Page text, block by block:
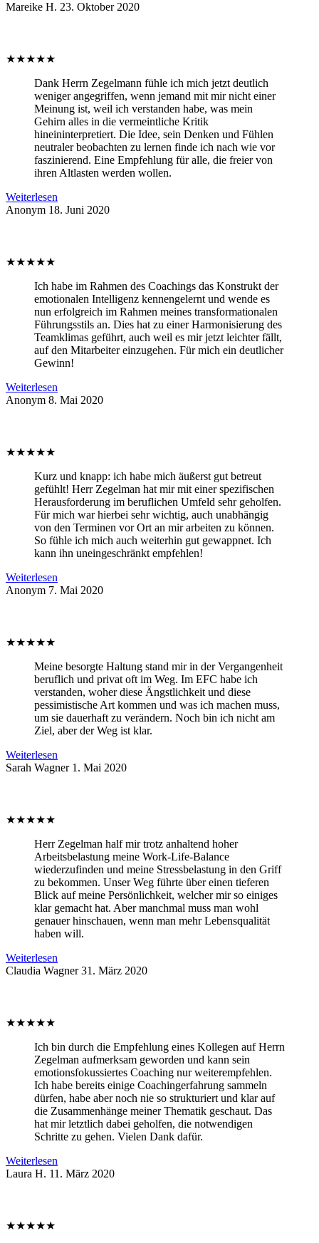
Mareike H. 23. Oktober 2020
★★★★★
Dank Herrn Zegelmann fühle ich mich jetzt deutlich
weniger angegriffen, wenn jemand mit mir nicht einer
Meinung ist, weil ich verstanden habe, was mein
Gehirn alles in die vermeintliche Kritik
hineininterpretiert. Die Idee, sein Denken und Fühlen
neutraler beobachten zu lernen finde ich nach wie vor
faszinierend. Eine Empfehlung für alle, die freier von
ihren Altlasten werden wollen.
Weiterlesen
Anonym 18. Juni 2020
★★★★★
Ich habe im Rahmen des Coachings das Konstrukt der
emotionalen Intelligenz kennengelernt und wende es
nun erfolgreich im Rahmen meines transformationalen
Führungsstils an. Dies hat zu einer Harmonisierung des
Teamklimas geführt, auch weil es mir jetzt leichter fällt,
auf den Mitarbeiter einzugehen. Für mich ein deutlicher
Gewinn!
Weiterlesen
Anonym 8. Mai 2020
★★★★★
Kurz und knapp: ich habe mich äußerst gut betreut
gefühlt! Herr Zegelman hat mir mit einer spezifischen
Herausforderung im beruflichen Umfeld sehr geholfen.
Für mich war hierbei sehr wichtig, auch unabhängig
von den Terminen vor Ort an mir arbeiten zu können.
So fühle ich mich auch weiterhin gut gewappnet. Ich
kann ihn uneingeschränkt empfehlen!
Weiterlesen
Anonym 7. Mai 2020
★★★★★
Meine besorgte Haltung stand mir in der Vergangenheit
beruflich und privat oft im Weg. Im EFC habe ich
verstanden, woher diese Ängstlichkeit und diese
pessimistische Art kommen und was ich machen muss,
um sie dauerhaft zu verändern. Noch bin ich nicht am
Ziel, aber der Weg ist klar.
Weiterlesen
Sarah Wagner 1. Mai 2020
★★★★★
Herr Zegelman half mir trotz anhaltend hoher
Arbeitsbelastung meine Work-Life-Balance
wiederzufinden und meine Stressbelastung in den Griff
zu bekommen. Unser Weg führte über einen tieferen
Blick auf meine Persönlichkeit, welcher mir so einiges
klar gemacht hat. Aber manchmal muss man wohl
genauer hinschauen, wenn man mehr Lebensqualität
haben will.
Weiterlesen
Claudia Wagner 31. März 2020
★★★★★
Ich bin durch die Empfehlung eines Kollegen auf Herrn
Zegelman aufmerksam geworden und kann sein
emotionsfokussiertes Coaching nur weiterempfehlen.
Ich habe bereits einige Coachingerfahrung sammeln
dürfen, habe aber noch nie so strukturiert und klar auf
die Zusammenhänge meiner Thematik geschaut. Das
hat mir letztlich dabei geholfen, die notwendigen
Schritte zu gehen. Vielen Dank dafür.
Weiterlesen
Laura H. 11. März 2020
★★★★★